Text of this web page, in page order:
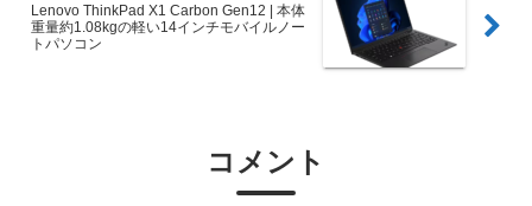
Lenovo ThinkPad X1 Carbon Gen12 | 本体
重量約1.08kgの軽い14インチモバイルノー
トパソコン
コメント